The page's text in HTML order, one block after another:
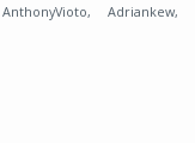
AnthonyVioto, Adriankew,